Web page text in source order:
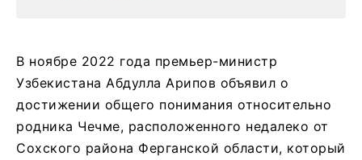
В ноябре 2022 года премьер-министр
Узбекистана Абдулла Арипов объявил о
достижении общего понимания относительно
родника Чечме, расположенного недалеко от
Сохского района Ферганской области, который